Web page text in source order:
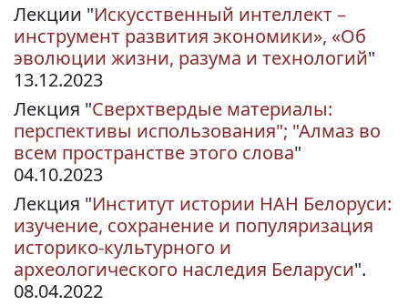
Лекции "Искусственный интеллект –
инструмент развития экономики», «Об
эволюции жизни, разума и технологий"
13.12.2023
Лекция "Сверхтвердые материалы:
перспективы использования"; "Алмаз во
всем пространстве этого слова"
04.10.2023
Лекция "Институт истории НАН Белоруси:
изучение, сохранение и популяризация
историко-культурного и
археологического наследия Беларуси".
08.04.2022